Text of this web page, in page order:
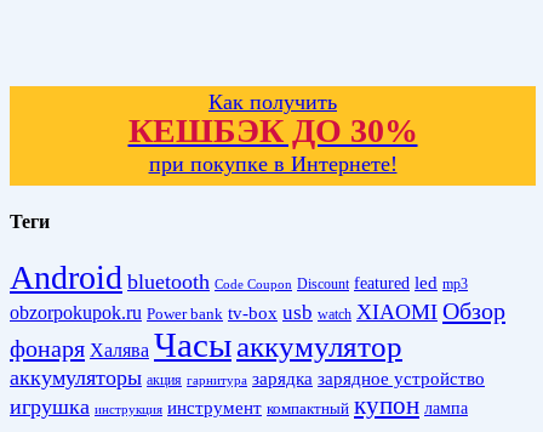
Как получить
КЕШБЭК ДО 30%
при покупке в Интернете!
Теги
Android bluetooth Code Coupon Discount featured led mp3
obzorpokupok.ru Power bank tv-box usb watch XIAOMI Обзор
фонаря Халява Часыаккумулятор
аккумуляторы акция гарнитура зарядка зарядное устройство
игрушка инструкция инструмент компактный купон лампа